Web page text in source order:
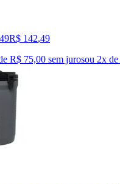
R$ 142,49
R$ 75,00 sem jurosou 2x de